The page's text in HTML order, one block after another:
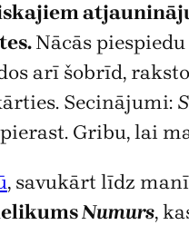
Nācās
arī šobrīd,
Secinājumi:
Gribu, lai
, savukārt līdz
Numurs,